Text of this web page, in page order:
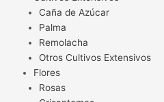
Caña de Azúcar
Palma
Remolacha
Otros Cultivos Extensivos
Flores
Rosas